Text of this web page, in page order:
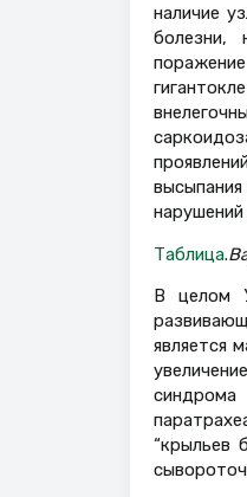
наличие
болезни,
Таблица.
В целом
является
“крыльев